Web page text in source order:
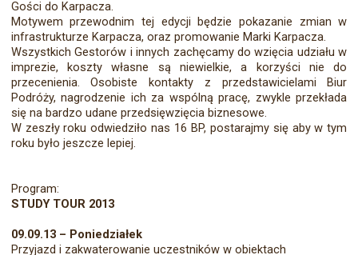
Gości do Karpacza.
Motywem przewodnim tej edycji będzie pokazanie zmian w
infrastrukturze Karpacza, oraz promowanie Marki Karpacza.
Wszystkich Gestorów i innych zachęcamy do wzięcia udziału w
imprezie, koszty własne są niewielkie, a korzyści nie do
przecenienia. Osobiste kontakty z przedstawicielami Biur
Podróży, nagrodzenie ich za wspólną pracę, zwykle przekłada
się na bardzo udane przedsięwzięcia biznesowe.
W zeszły roku odwiedziło nas 16 BP, postarajmy się aby w tym
roku było jeszcze lepiej.
Program:
STUDY TOUR 2013
09.09.13 – Poniedziałek
Przyjazd i zakwaterowanie uczestników w obiektach